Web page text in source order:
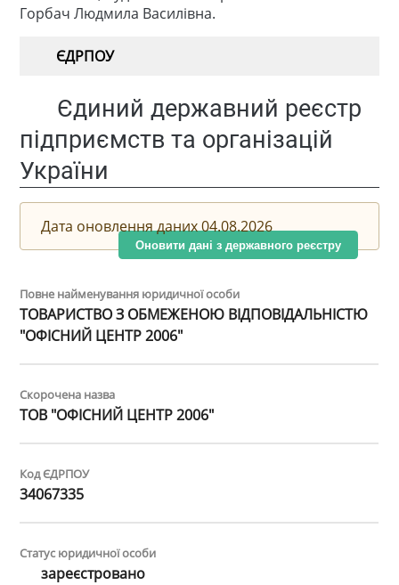
Горбач Людмила Василівна.
ЄДРПОУ
Єдиний державний реєстр
підприємств та організацій
України
Дата оновлення даних 04.08.2026
Оновити дані з державного реєстру
Повне найменування юридичної особи
ТОВАРИСТВО З ОБМЕЖЕНОЮ ВІДПОВІДАЛЬНІСТЮ
"ОФІСНИЙ ЦЕНТР 2006"
Скорочена назва
ТОВ "ОФІСНИЙ ЦЕНТР 2006"
Код ЄДРПОУ
34067335
Статус юридичної особи
зареєстровано